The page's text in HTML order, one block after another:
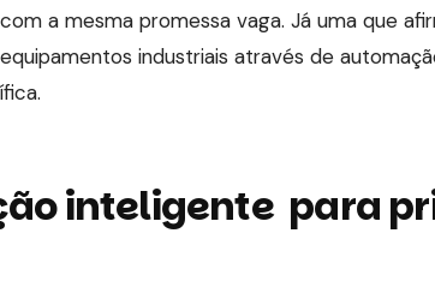
a mesma promessa vaga. Já uma que
industriais através de
inteligente para